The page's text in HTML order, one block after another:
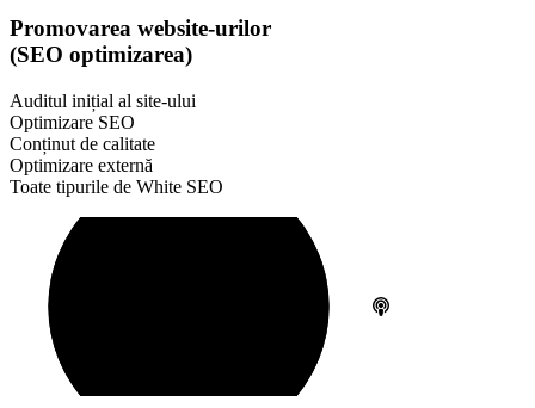
Promovarea website-urilor
(SEO optimizarea)
Auditul inițial al site-ului
Optimizare SEO
Conținut de calitate
Optimizare externă
Toate tipurile de White SEO